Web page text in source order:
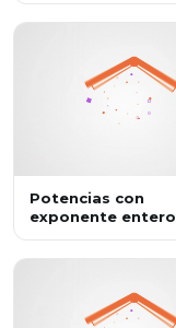
Potencias con
exponente entero